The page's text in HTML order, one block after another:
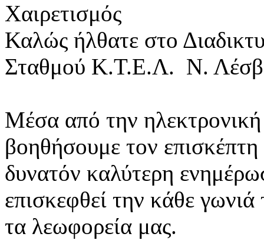
Χαιρετισμός
Καλώς ήλθατε στο
Σταθμού Κ.Τ.Ε.Λ. Ν.
Μέσα από την ηλεκτρονική
βοηθήσουμε τον
δυνατόν καλύτερη
επισκεφθεί την κάθε
τα λεωφορεία μας.